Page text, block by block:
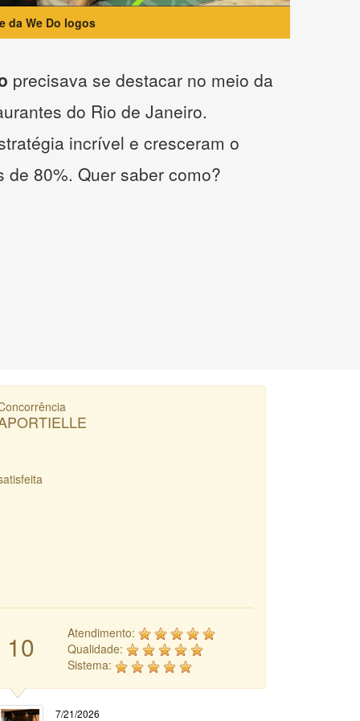
da We Do logos
precisava se destacar no meio da
do Rio de Janeiro.
incrível e cresceram o
de 80%. Quer saber como?
10
Atendimento:
Qualidade:
Sistema:
7/21/2026